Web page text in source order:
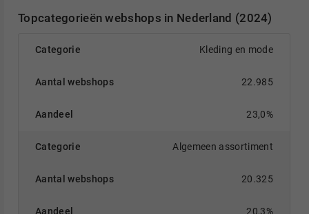
Topcategorieën webshops in Nederland (2024)
Kleding en mode
22.985
23,0%
Algemeen assortiment
20.325
20,3%